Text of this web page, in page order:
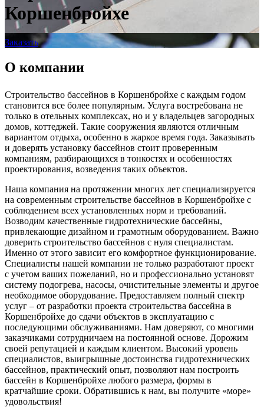
Коршенбройхе
Заказать
О компании
Строительство бассейнов в Коршенбройхе с каждым годом
становится все более популярным. Услуга востребована не
только в отельных комплексах, но и у владельцев загородных
домов, коттеджей. Такие сооружения являются отличным
вариантом отдыха, особенно в жаркое время года. Заказывать
и доверять установку бассейнов стоит проверенным
компаниям, разбирающихся в тонкостях и особенностях
проектирования, возведения таких объектов.
Наша компания на протяжении многих лет специализируется
на современным строительстве бассейнов в Коршенбройхе с
соблюдением всех установленных норм и требований.
Возводим качественные гидротехнические бассейны,
привлекающие дизайном и грамотным оборудованием. Важно
доверить строительство бассейнов с нуля специалистам.
Именно от этого зависит его комфортное функционирование.
Специалисты нашей компании не только разработают проект
с учетом ваших пожеланий, но и профессионально установят
систему подогрева, насосы, очистительные элементы и другое
необходимое оборудование. Предоставляем полный спектр
услуг – от разработки проекта строительства бассейна в
Коршенбройхе до сдачи объектов в эксплуатацию с
последующими обслуживаниями. Нам доверяют, со многими
заказчиками сотрудничаем на постоянной основе. Дорожим
своей репутацией и каждым клиентом. Высокий уровень
специалистов, выигрышные достоинства гидротехнических
бассейнов, практический опыт, позволяют нам построить
бассейн в Коршенбройхе любого размера, формы в
кратчайшие сроки. Обратившись к нам, вы получите «море»
удовольствия!